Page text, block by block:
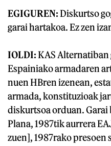
EGIGUREN:Diskurtso
garai hartakoa. Ez zen
IOLDI:KAS Alternatiban
Espainiako armadaren
nuen HBren izenean,
armada, konstituzioak
diskurtsoa orduan. Garai
Plana, 1987tik aurrera
zuen], 1987rako presoen